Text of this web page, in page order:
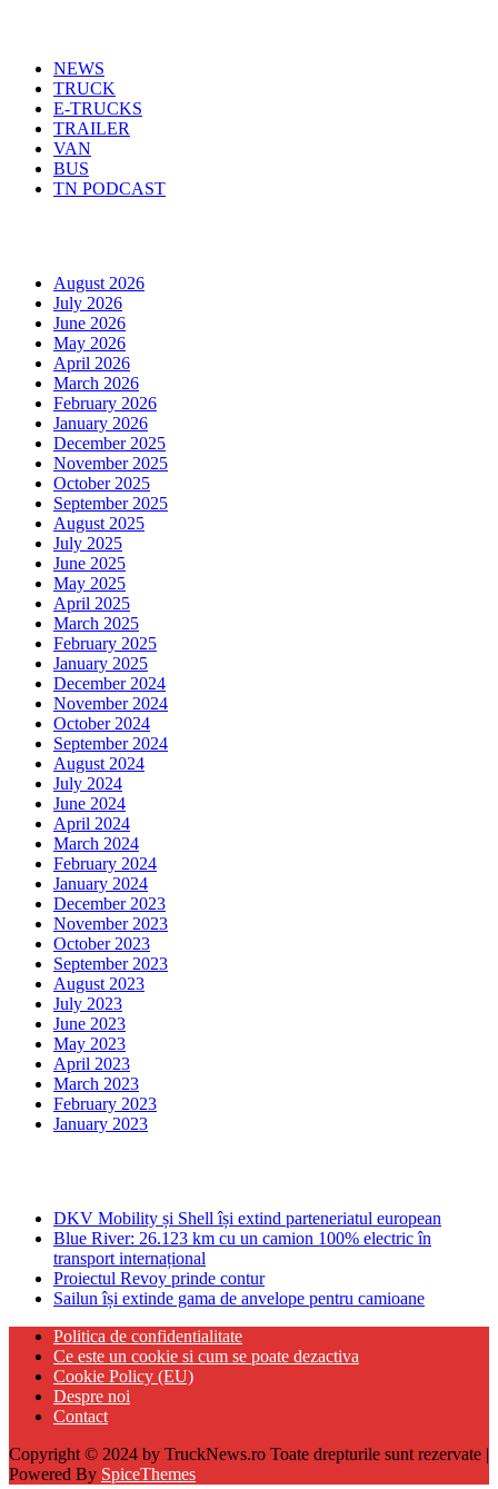
NEWS
TRUCK
E-TRUCKS
TRAILER
VAN
BUS
TN PODCAST
August 2026
July 2026
June 2026
May 2026
April 2026
March 2026
February 2026
January 2026
December 2025
November 2025
October 2025
September 2025
August 2025
July 2025
June 2025
May 2025
April 2025
March 2025
February 2025
January 2025
December 2024
November 2024
October 2024
September 2024
August 2024
July 2024
June 2024
April 2024
March 2024
February 2024
January 2024
December 2023
November 2023
October 2023
September 2023
August 2023
July 2023
June 2023
May 2023
April 2023
March 2023
February 2023
January 2023
DKV Mobility și Shell își extind parteneriatul european
Blue River: 26.123 km cu un camion 100% electric în
transport internațional
Proiectul Revoy prinde contur
Sailun își extinde gama de anvelope pentru camioane
Politica de confidentialitate
Ce este un cookie si cum se poate dezactiva
Cookie Policy (EU)
Despre noi
Contact
Copyright © 2024 by TruckNews.ro Toate drepturile sunt rezervate |
Powered By SpiceThemes